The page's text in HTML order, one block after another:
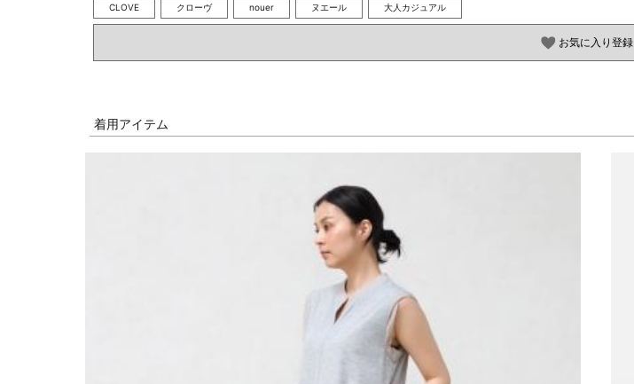
CLOVE クローヴ nouer ヌエール 大人カジュアル
お気に入り登録
着用アイテム